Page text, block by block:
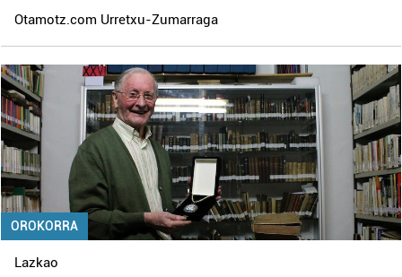
Otamotz.com Urretxu-Zumarraga
OROKORRA
Lazkao